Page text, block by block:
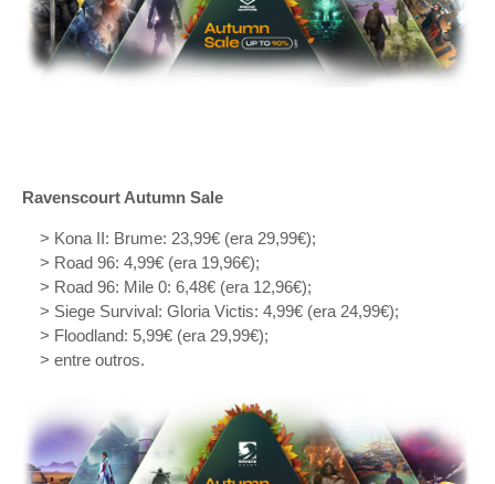
Ravenscourt Autumn Sale
> Kona II: Brume: 23,99€ (era 29,99€);
> Road 96: 4,99€ (era 19,96€);
> Road 96: Mile 0: 6,48€ (era 12,96€);
> Siege Survival: Gloria Victis: 4,99€ (era 24,99€);
> Floodland: 5,99€ (era 29,99€);
> entre outros.